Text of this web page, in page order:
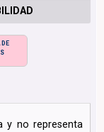
DE
y no representa